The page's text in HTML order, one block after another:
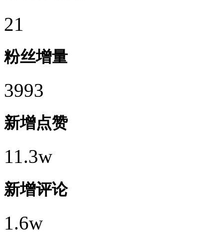
21
粉丝增量
3993
新增点赞
11.3w
新增评论
1.6w